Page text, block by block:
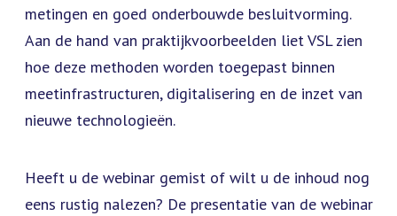
metingen en goed onderbouwde besluitvorming.
Aan de hand van praktijkvoorbeelden liet VSL zien
hoe deze methoden worden toegepast binnen
meetinfrastructuren, digitalisering en de inzet van
nieuwe technologieën.
Heeft u de webinar gemist of wilt u de inhoud nog
eens rustig nalezen? De presentatie van de webinar